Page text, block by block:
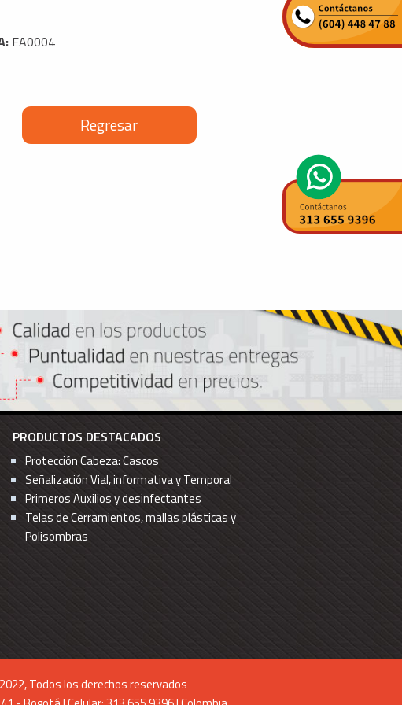
EA0004
Regresar
PRODUCTOS DESTACADOS
Protección Cabeza: Cascos
Señalización Vial, informativa y Temporal
Primeros Auxilios y desinfectantes
Telas de Cerramientos, mallas plásticas y
Polisombras
2022, Todos los derechos reservados